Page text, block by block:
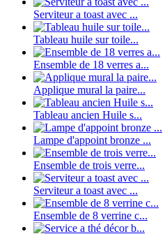
Serviteur a toast avec ...
Tableau huile sur toile...
Ensemble de 18 verres a...
Applique mural la paire...
Tableau ancien Huile s...
Lampe d'appoint bronze ...
Ensemble de trois verre...
Serviteur a toast avec ...
Ensemble de 8 verrine c...